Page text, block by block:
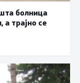
болница
а трајно се